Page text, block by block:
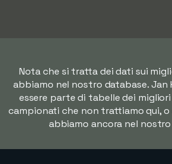
Nota che si tratta dei dati sui
abbiamo nel nostro database.
essere parte di tabelle dei
campionati che non trattiamo qui,
abbiamo ancora nel